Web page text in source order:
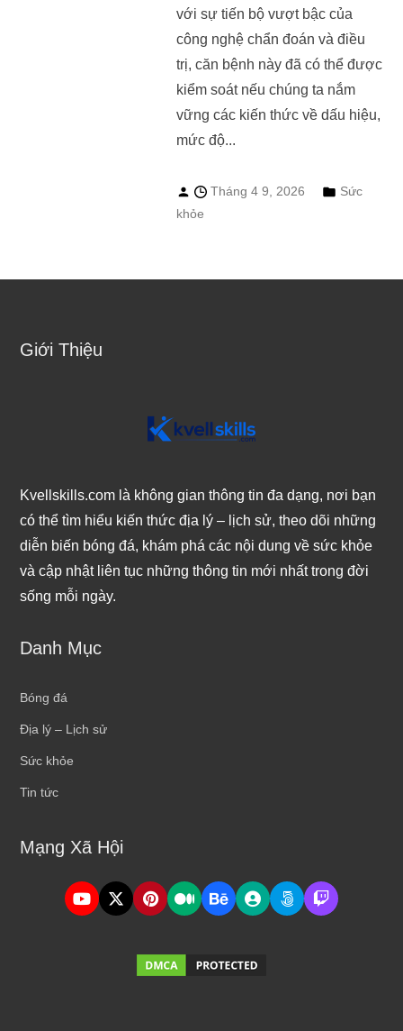
với sự tiến bộ vượt bậc của
công nghệ chẩn đoán và điều
trị, căn bệnh này đã có thể được
kiểm soát nếu chúng ta nắm
vững các kiến thức về dấu hiệu,
mức độ...
Tháng 4 9, 2026
Sức
khỏe
Giới Thiệu
Kvellskills.com là không gian thông tin đa dạng, nơi bạn
có thể tìm hiểu kiến thức địa lý – lịch sử, theo dõi những
diễn biến bóng đá, khám phá các nội dung về sức khỏe
và cập nhật liên tục những thông tin mới nhất trong đời
sống mỗi ngày.
Danh Mục
Bóng đá
Địa lý – Lịch sử
Sức khỏe
Tin tức
Mạng Xã Hội